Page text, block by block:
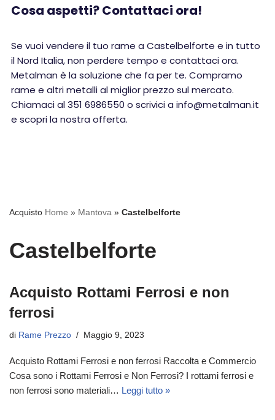
Cosa aspetti? Contattaci ora!
Se vuoi vendere il tuo rame a Castelbelforte e in tutto
il Nord Italia, non perdere tempo e contattaci ora.
Metalman è la soluzione che fa per te. Compramo
rame e altri metalli al miglior prezzo sul mercato.
Chiamaci al 351 6986550 o scrivici a info@metalman.it
e scopri la nostra offerta.
Acquisto Home » Mantova » Castelbelforte
Castelbelforte
Acquisto Rottami Ferrosi e non
ferrosi
di Rame Prezzo Maggio 9, 2023
Acquisto Rottami Ferrosi e non ferrosi Raccolta e Commercio
Cosa sono i Rottami Ferrosi e Non Ferrosi? I rottami ferrosi e
non ferrosi sono materiali… Leggi tutto »